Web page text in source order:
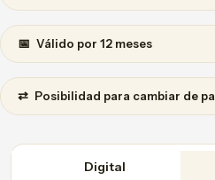
📅 Válido por 12 meses
⇄ Posibilidad para cambiar de
Digital